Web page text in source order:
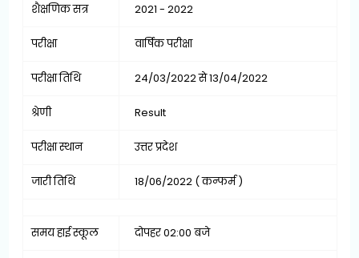
शैक्षणिक सत्र 2021 - 2022
परीक्षा वार्षिक परीक्षा
परीक्षा तिथि 24/03/2022 से 13/04/2022
श्रेणी Result
परीक्षा स्थान उत्तर प्रदेश
जारी तिथि 18/06/2022 ( कन्फर्म )
समय हाई स्कूल दोपहर 02:00 बजे